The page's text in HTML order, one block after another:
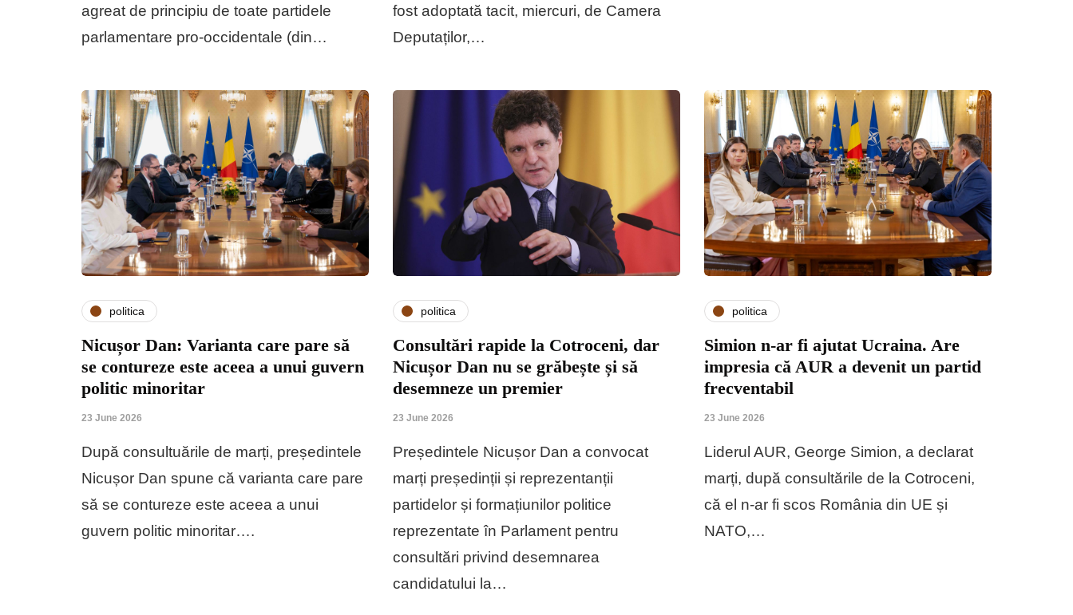
agreat de principiu de toate partidele
parlamentare pro-occidentale (din…
fost adoptată tacit, miercuri, de Camera
Deputaților,…
politica
Nicușor Dan: Varianta care pare să
se contureze este aceea a unui guvern
politic minoritar
23 June 2026
După consultuările de marți, președintele
Nicușor Dan spune că varianta care pare
să se contureze este aceea a unui
guvern politic minoritar….
politica
Consultări rapide la Cotroceni, dar
Nicușor Dan nu se grăbește și să
desemneze un premier
23 June 2026
Președintele Nicușor Dan a convocat
marți președinții și reprezentanții
partidelor și formațiunilor politice
reprezentate în Parlament pentru
consultări privind desemnarea
candidatului la…
politica
Simion n-ar fi ajutat Ucraina. Are
impresia că AUR a devenit un partid
frecventabil
23 June 2026
Liderul AUR, George Simion, a declarat
marți, după consultările de la Cotroceni,
că el n-ar fi scos România din UE și
NATO,…